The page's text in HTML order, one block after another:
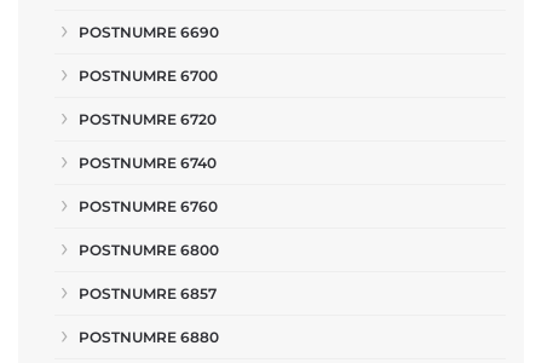
POSTNUMRE 6690
POSTNUMRE 6700
POSTNUMRE 6720
POSTNUMRE 6740
POSTNUMRE 6760
POSTNUMRE 6800
POSTNUMRE 6857
POSTNUMRE 6880